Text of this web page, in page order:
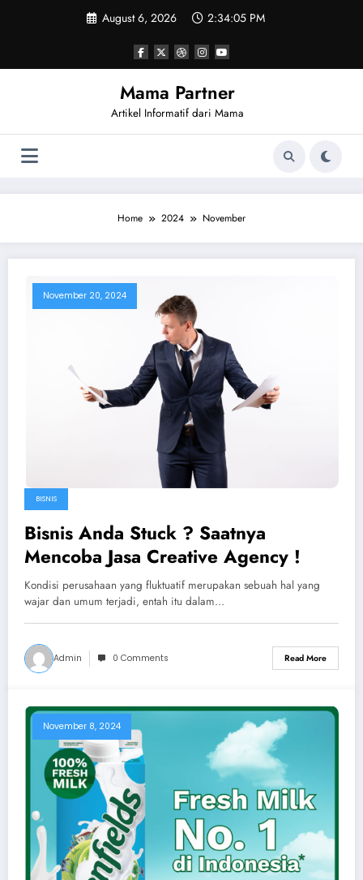
August 6, 2026 2:34:05 PM
Mama Partner
Artikel Informatif dari Mama
Home 2024 November
November 20, 2024
BISNIS
Bisnis Anda Stuck ? Saatnya
Mencoba Jasa Creative Agency !
Kondisi perusahaan yang fluktuatif merupakan sebuah hal yang
wajar dan umum terjadi, entah itu dalam…
Admin 0 Comments Read More
November 8, 2024